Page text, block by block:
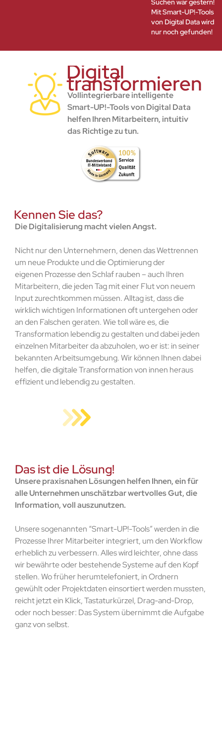
Mit Smart-UP!-Tools
von Digital Data wird
nur noch gefunden!
Digital
transformieren
Vollintegrierbare intelligente
Smart-UP!-Tools von Digital Data
helfen Ihren Mitarbeitern, intuitiv
das Richtige zu tun.
Kennen Sie das?
Die Digitalisierung macht vielen Angst.
Nicht nur den Unternehmern, denen das Wettrennen
um neue Produkte und die Optimierung der
eigenen Prozesse den Schlaf rauben – auch Ihren
Mitarbeitern, die jeden Tag mit einer Flut von neuem
Input zurechtkommen müssen. Alltag ist, dass die
wirklich wichtigen Informationen oft untergehen oder
an den Falschen geraten. Wie toll wäre es, die
Transformation lebendig zu gestalten und dabei jeden
einzelnen Mitarbeiter da abzuholen, wo er ist: in seiner
bekannten Arbeitsumgebung. Wir können Ihnen dabei
helfen, die digitale Transformation von innen heraus
effizient und lebendig zu gestalten.
Das ist die Lösung!
Unsere praxisnahen Lösungen helfen Ihnen, ein für
alle Unternehmen unschätzbar wertvolles Gut, die
Information, voll auszunutzen.
Unsere sogenannten “Smart-UP!-Tools” werden in die
Prozesse Ihrer Mitarbeiter integriert, um den Workflow
erheblich zu verbessern. Alles wird leichter, ohne dass
wir bewährte oder bestehende Systeme auf den Kopf
stellen. Wo früher herumtelefoniert, in Ordnern
gewühlt oder Projektdaten einsortiert werden mussten,
reicht jetzt ein Klick, Tastaturkürzel, Drag-and-Drop,
oder noch besser: Das System übernimmt die Aufgabe
ganz von selbst.